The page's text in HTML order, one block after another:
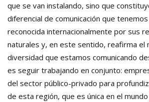
que se van instalando, sino que
diferencial de comunicación que
reconocida internacionalmente por sus
naturales y, en este sentido, reafirma el
diversidad que estamos comunicando
es seguir trabajando en conjunto:
del sector público-privado para
de esta región, que es única en el